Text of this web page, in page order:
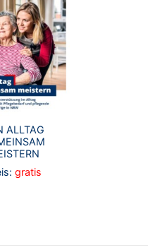
ALLTAG
gratis